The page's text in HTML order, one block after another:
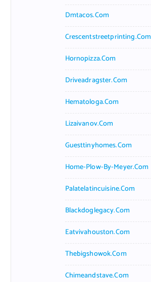
Dmtacos.com
Crescentstreetprinting.com
Hornopizza.com
Driveadragster.com
Hematologa.com
Lizaivanov.com
Guesttinyhomes.com
Home-Plow-By-Meyer.com
Palatelatincuisine.com
Blackdoglegacy.com
Eatvivahouston.com
Thebigshowok.com
Chimeandstave.com